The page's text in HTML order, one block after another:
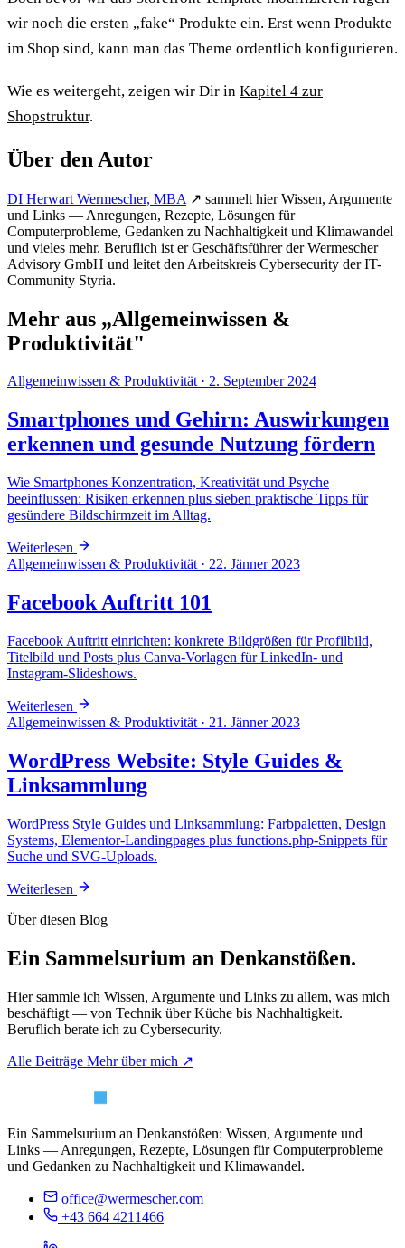
wir noch die ersten „fake“ Produkte ein. Erst wenn Produkte
im Shop sind, kann man das Theme ordentlich konfigurieren.
Wie es weitergeht, zeigen wir Dir in Kapitel 4 zur
Shopstruktur.
Über den Autor
DI Herwart Wermescher, MBA ↗ sammelt hier Wissen, Argumente
und Links — Anregungen, Rezepte, Lösungen für
Computerprobleme, Gedanken zu Nachhaltigkeit und Klimawandel
und vieles mehr. Beruflich ist er Geschäftsführer der Wermescher
Advisory GmbH und leitet den Arbeitskreis Cybersecurity der IT-
Community Styria.
Mehr aus „Allgemeinwissen &
Produktivität"
Allgemeinwissen & Produktivität · 2. September 2024
Smartphones und Gehirn: Auswirkungen
erkennen und gesunde Nutzung fördern
Wie Smartphones Konzentration, Kreativität und Psyche
beeinflussen: Risiken erkennen plus sieben praktische Tipps für
gesündere Bildschirmzeit im Alltag.
Weiterlesen
Allgemeinwissen & Produktivität · 22. Jänner 2023
Facebook Auftritt 101
Facebook Auftritt einrichten: konkrete Bildgrößen für Profilbild,
Titelbild und Posts plus Canva-Vorlagen für LinkedIn- und
Instagram-Slideshows.
Weiterlesen
Allgemeinwissen & Produktivität · 21. Jänner 2023
WordPress Website: Style Guides &
Linksammlung
WordPress Style Guides und Linksammlung: Farbpaletten, Design
Systems, Elementor-Landingpages plus functions.php-Snippets für
Suche und SVG-Uploads.
Weiterlesen
Über diesen Blog
Ein Sammelsurium an Denkanstößen.
Hier sammle ich Wissen, Argumente und Links zu allem, was mich
beschäftigt — von Technik über Küche bis Nachhaltigkeit.
Beruflich berate ich zu Cybersecurity.
Alle Beiträge Mehr über mich ↗
Ein Sammelsurium an Denkanstößen: Wissen, Argumente und
Links — Anregungen, Rezepte, Lösungen für Computerprobleme
und Gedanken zu Nachhaltigkeit und Klimawandel.
office@wermescher.com
+43 664 4211466